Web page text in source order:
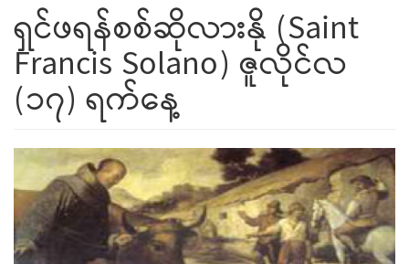
ရှင်ဖရန်စစ်ဆိုလားနို (Saint
Francis Solano) ဇူလိုင်လ
(၁၇) ရက်နေ့